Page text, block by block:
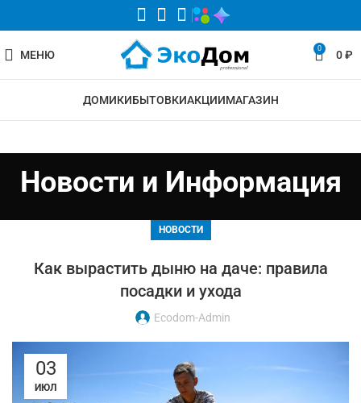
МЕНЮ 0 0₽
ДОМИКИБЫТОВКИАКЦИИМАГАЗИН
Новости и Информация
НОВОСТИ
Как вырастить дыню на даче: правила
посадки и ухода
Ecodom-Admin
03
ИЮЛ